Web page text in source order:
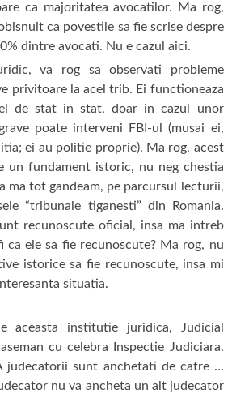
ca majoritatea avocatilor. Ma rog,
ca povestile sa fie scrise despre
dintre avocati. Nu e cazul aici.
va rog sa observati probleme
privitoare la acel trib. Ei functioneaza
de stat in stat, doar in cazul unor
poate interveni FBI-ul (musai ei,
ei au politie proprie). Ma rog, acest
un fundament istoric, nu neg chestia
ma tot gandeam, pe parcursul lecturii,
“tribunale tiganesti” din Romania.
recunoscute oficial, insa ma intreb
ca ele sa fie recunoscute? Ma rog, nu
istorice sa fie recunoscute, insa mi
situatia.
aceasta institutie juridica, Judicial
cu celebra Inspectie Judiciara.
judecatorii sunt anchetati de catre …
nu va ancheta un alt judecator